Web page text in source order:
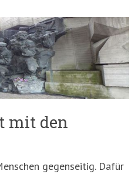
mit den
gegenseitig. Dafür